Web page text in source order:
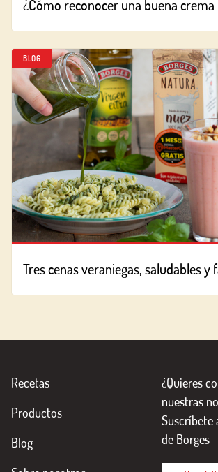
¿Cómo reconocer una buena crema
BLOG
Tres cenas veraniegas, saludables y
Recetas
Productos
Blog
¿Quieres
nuestras
Suscríbete
de Borges